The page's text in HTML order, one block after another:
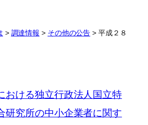
> 調達情報 > その他の公告 > 平成２８
おける独立行政法人国立特
研究所の中小企業者に関す